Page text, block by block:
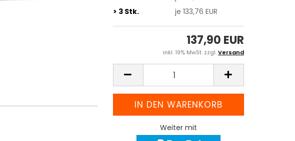
> 3 Stk.
je 133,76 EUR
137,90 EUR
inkl. 19% MwSt. zzgl.Versand
Weiter mit